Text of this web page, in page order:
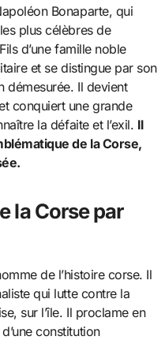
Bonaparte, qui
plus célèbres de
d’une famille noble
et se distingue par son
démesurée. Il devient
conquiert une grande
la défaite et l’exil. Il
de la Corse,
la Corse par
de l’histoire corse. Il
qui lutte contre la
sur l’île. Il proclame en
constitution